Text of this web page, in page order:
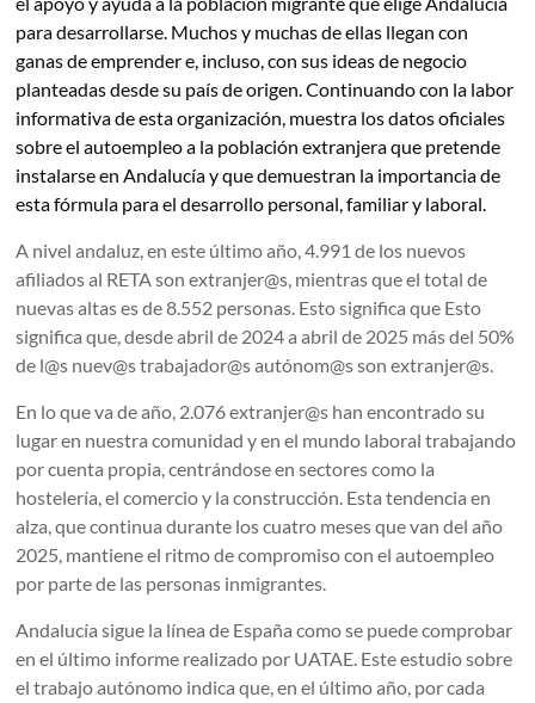
para desarrollarse. Muchos y muchas de ellas llegan con
ganas de emprender e, incluso, con sus ideas de negocio
planteadas desde su país de origen. Continuando con la labor
informativa de esta organización, muestra los datos oficiales
sobre el autoempleo a la población extranjera que pretende
instalarse en Andalucía y que demuestran la importancia de
esta fórmula para el desarrollo personal, familiar y laboral.
A nivel andaluz, en este último año, 4.991 de los nuevos
afiliados al RETA son extranjer@s, mientras que el total de
nuevas altas es de 8.552 personas. Esto significa que Esto
significa que, desde abril de 2024 a abril de 2025 más del 50%
de l@s nuev@s trabajador@s autónom@s son extranjer@s.
En lo que va de año, 2.076 extranjer@s han encontrado su
lugar en nuestra comunidad y en el mundo laboral trabajando
por cuenta propia, centrándose en sectores como la
hostelería, el comercio y la construcción. Esta tendencia en
alza, que continua durante los cuatro meses que van del año
2025, mantiene el ritmo de compromiso con el autoempleo
por parte de las personas inmigrantes.
Andalucía sigue la línea de España como se puede comprobar
en el último informe realizado por UATAE. Este estudio sobre
el trabajo autónomo indica que, en el último año, por cada